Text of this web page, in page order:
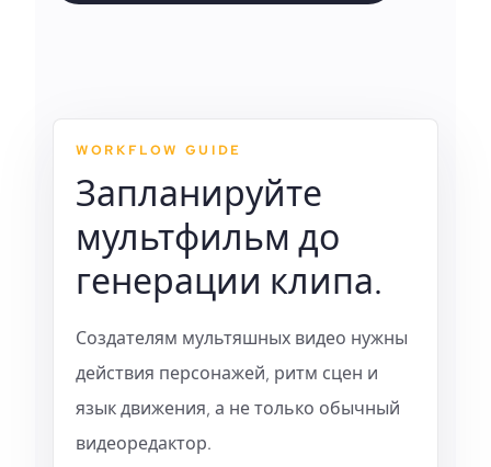
WORKFLOW GUIDE
Запланируйте
мультфильм до
генерации клипа.
Создателям мультяшных видео нужны
действия персонажей, ритм сцен и
язык движения, а не только обычный
видеоредактор.